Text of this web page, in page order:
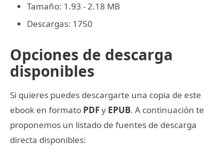
Tamaño: 1.93 - 2.18 MB
Descargas: 1750
Opciones de descarga
disponibles
Si quieres puedes descargarte una copia de este
ebook en formato PDFy EPUB. A continuación te
proponemos un listado de fuentes de descarga
directa disponibles: